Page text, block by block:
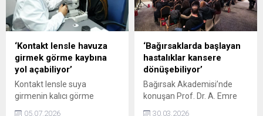
Araştırma Hastanesi Sağlık
Bakım Hizmetleri Müdürü
Özlem Aydın, Gebe Okulları
ve Ebe Polikliniklerimizi
hizmete almış
bulunmaktayız. Projemiz
başladıktan sonra biz de
hızlı bir şekilde
hastanemizin sosyal
medyasında ve
bankacılık işi tehlike altında.
‘Kontakt lensle havuza
girmek görme kaybına
yol açabiliyor’
Kontakt lensle suya
girmenin kalıcı görme
05.07.2026
‘Bağırsaklarda başlayan
hastalıklar kansere
dönüşebiliyor’
Bağırsak Akademisi’nde
konuşan Prof. Dr. A. Emre
30.03.2026